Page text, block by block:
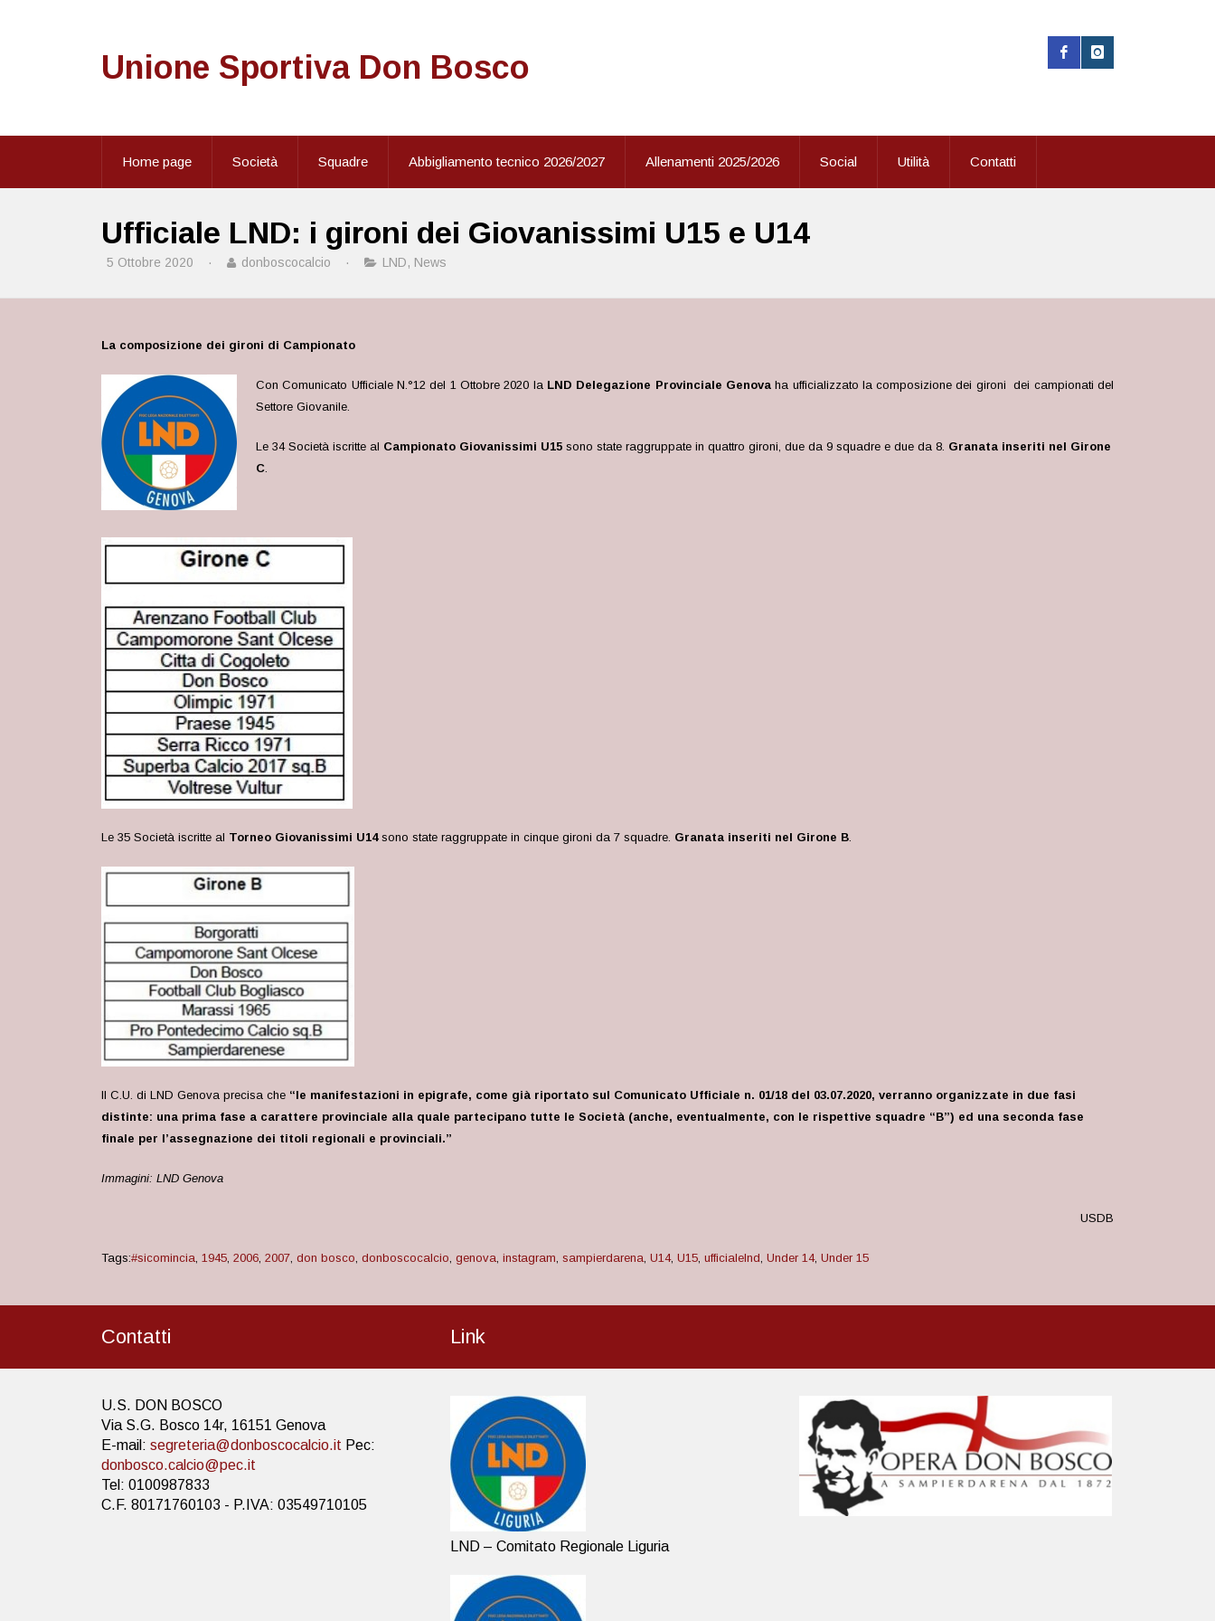
Unione Sportiva Don Bosco
Home page Società Squadre Abbigliamento tecnico 2026/2027 Allenamenti 2025/2026 Social Utilità Contatti
Ufficiale LND: i gironi dei Giovanissimi U15 e U14
5 Ottobre 2020 · donboscocalcio · LND, News
La composizione dei gironi di Campionato
Con Comunicato Ufficiale N.°12 del 1 Ottobre 2020 la LND Delegazione Provinciale Genovaha ufficializzato la composizione dei gironi dei campionati del
Settore Giovanile.
Le 34 Società iscritte al Campionato Giovanissimi U15 sono state raggruppate in quattro gironi, due da 9 squadre e due da 8. Granata inseriti nel Girone
C.
Le 35 Società iscritte al Torneo Giovanissimi U14sono state raggruppate in cinque gironi da 7 squadre. Granata inseriti nel Girone B.
Il C.U. di LND Genova precisa che “le manifestazioni in epigrafe, come già riportato sul Comunicato Ufficiale n. 01/18 del 03.07.2020, verranno organizzate in due fasi
distinte: una prima fase a carattere provinciale alla quale partecipano tutte le Società (anche, eventualmente, con le rispettive squadre “B”) ed una seconda fase
finale per l’assegnazione dei titoli regionali e provinciali.”
Immagini: LND Genova
USDB
Tags:#sicomincia, 1945, 2006, 2007, don bosco, donboscocalcio, genova, instagram, sampierdarena, U14, U15, ufficialelnd, Under 14, Under 15
Contatti
U.S. DON BOSCO
Via S.G. Bosco 14r, 16151 Genova
E-mail: segreteria@donboscocalcio.it Pec:
donbosco.calcio@pec.it
Tel: 0100987833
C.F. 80171760103 - P.IVA: 03549710105
Link
LND – Comitato Regionale Liguria